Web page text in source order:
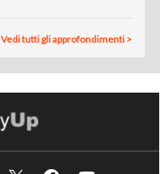
Vedi tutti gli approfondimenti >